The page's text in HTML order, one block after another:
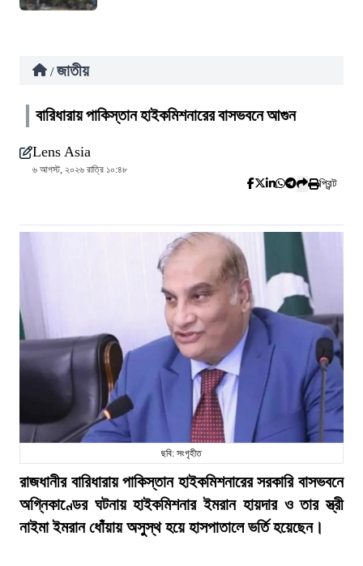
/ জাতীয়
বারিধারায় পাকিস্তান হাইকমিশনারের বাসভবনে আগুন
Lens Asia
৬ আগস্ট, ২০২৬ রাত্রি ১০:৪৮
প্রিন্ট
ছবি: সংগৃহীত
রাজধানীর বারিধারায় পাকিস্তান হাইকমিশনারের সরকারি বাসভবনে
অগ্নিকাণ্ডের ঘটনায় হাইকমিশনার ইমরান হায়দার ও তার স্ত্রী
নাইমা ইমরান ধোঁয়ায় অসুস্থ হয়ে হাসপাতালে ভর্তি হয়েছেন।